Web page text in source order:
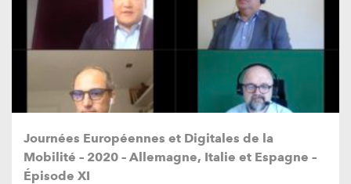
Journées Européennes et Digitales de la
Mobilité – 2020 – Allemagne, Italie et Espagne –
Épisode XI